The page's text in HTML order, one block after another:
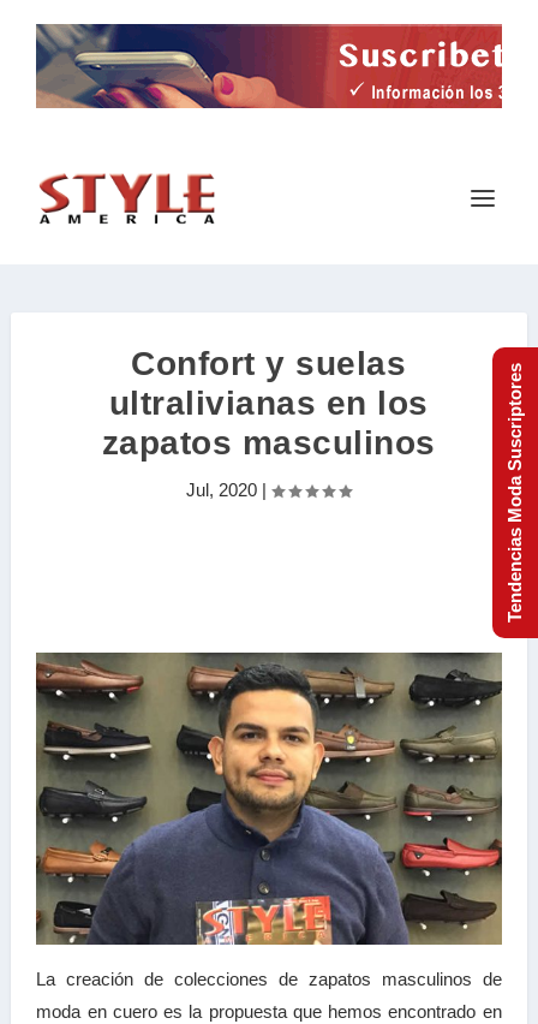
Confort y suelas
ultralivianas en los
zapatos masculinos
Jul, 2020 |
La creación de colecciones de zapatos masculinos de
moda en cuero es la propuesta que hemos encontrado en
Tendencias Moda Suscriptores